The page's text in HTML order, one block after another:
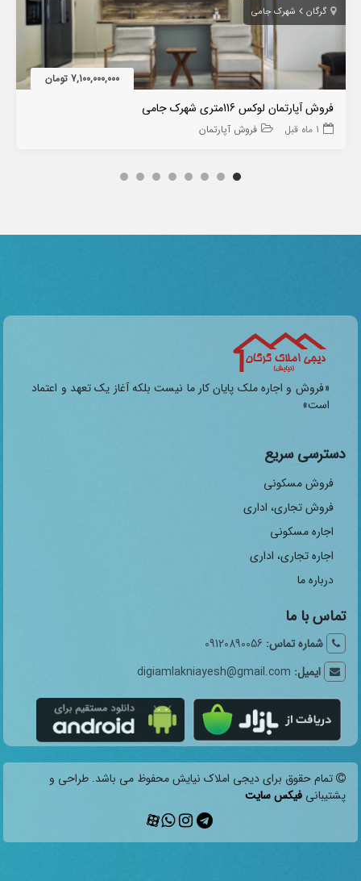
گرگان شهرک جامی
7,100,000,000 تومان
فروش آپارتمان لوکس 116متری شهرک جامی
1 ماه قبل فروش آپارتمان
«فروش و اجاره ملک پایان کار ما نیست بلکه آغاز یک تعهد و اعتماد
است»
دسترسی سریع
فروش مسکونی
فروش تجاری، اداری
اجاره مسکونی
اجاره تجاری، اداری
درباره ما
تماس با ما
شماره تماس: 09120890056
ایمیل: digiamlakniayesh@gmail.com
تمام حقوق برای دیجی املاک نیایش محفوظ می باشد. طراحی و
پشتیبانی فیکس سایت